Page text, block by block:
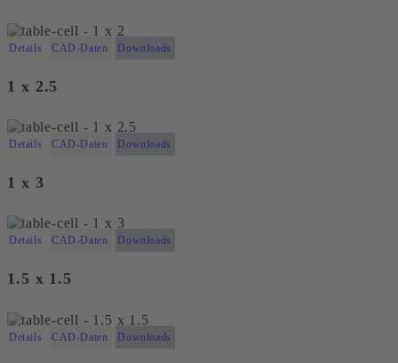
Details CAD-Daten Downloads
1 x 2.5
Details CAD-Daten Downloads
1 x 3
Details CAD-Daten Downloads
1.5 x 1.5
Details CAD-Daten Downloads